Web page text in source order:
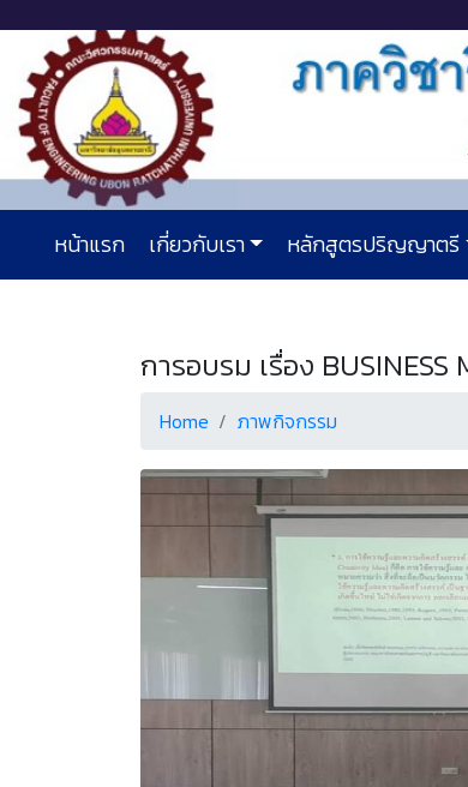
หน้าแรก เกี่ยวกับเรา หลักสูตรปริญญาตรี
การอบรม เรื่อง BUSINESS
Home ภาพกิจกรรม